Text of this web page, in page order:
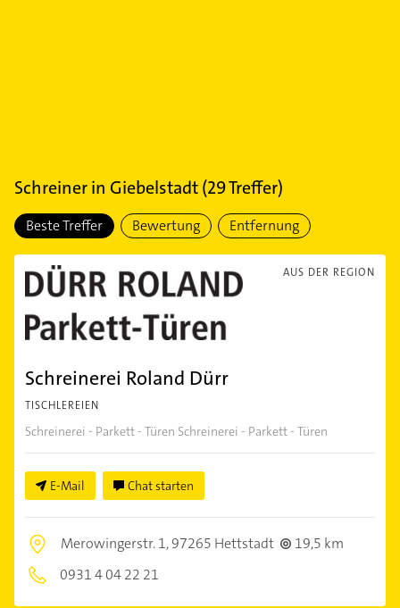
Schreinerin Giebelstadt(29Treffer)
Beste Treffer Bewertung Entfernung
AUS DER REGION
Schreinerei Roland Dürr
TISCHLEREIEN
Schreinerei - Parkett - Türen Schreinerei - Parkett - Türen
E-Mail Chat starten
Merowingerstr. 1,97265 Hettstadt
19,5 km
0931 4 04 22 21